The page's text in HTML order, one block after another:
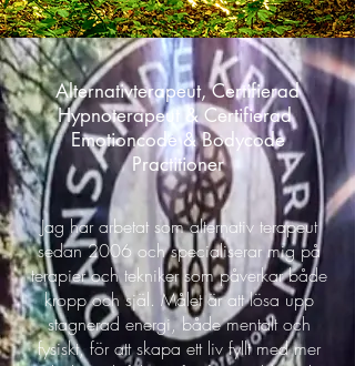
Alternativterapeut, Certifierad
Hypnoterapeut & Certifierad
Emotioncode & Bodycode
Practitioner
Jag har arbetat som alternativ terapeut
sedan 2006 och specialiserar mig på
terapier och tekniker som påverkar både
kropp och själ. Målet är att lösa upp
stagnerad energi, både mentalt och
fysiskt, för att skapa ett liv fyllt med mer